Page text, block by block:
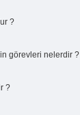
?
görevleri nelerdir ?
?